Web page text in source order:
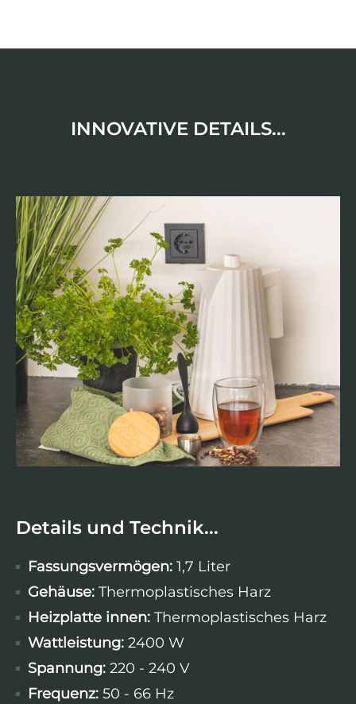
INNOVATIVE DETAILS...
Details und Technik...
Fassungsvermögen: 1,7 Liter
Gehäuse: Thermoplastisches Harz
Heizplatte innen: Thermoplastisches Harz
Wattleistung: 2400 W
Spannung: 220 - 240 V
Frequenz: 50 - 66 Hz